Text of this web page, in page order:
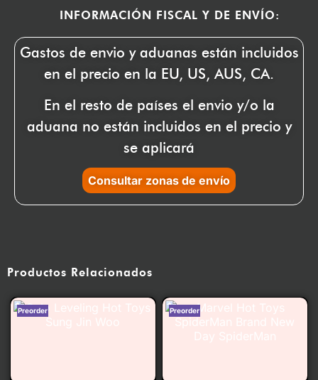
INFORMACIÓN FISCAL Y DE ENVÍO:
Gastos de envio y aduanas están incluidos
en el precio en la EU, US, AUS, CA.
En el resto de países el envio y/o la
aduana no están incluidos en el precio y
se aplicará
Consultar zonas de envío
Productos Relacionados